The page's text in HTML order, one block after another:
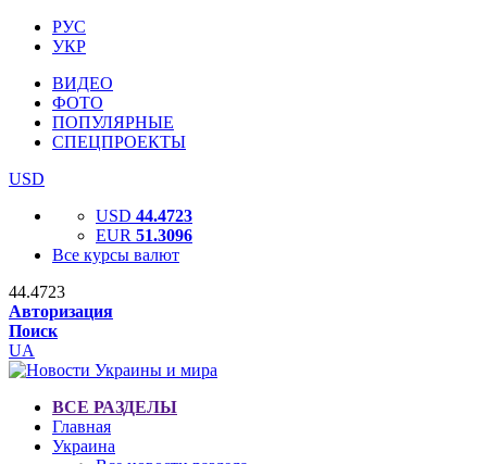
РУС
УКР
ВИДЕО
ФОТО
ПОПУЛЯРНЫЕ
СПЕЦПРОЕКТЫ
USD
USD 44.4723
EUR 51.3096
Все курсы валют
44.4723
Авторизация
Поиск
UA
ВСЕ РАЗДЕЛЫ
Главная
Украина